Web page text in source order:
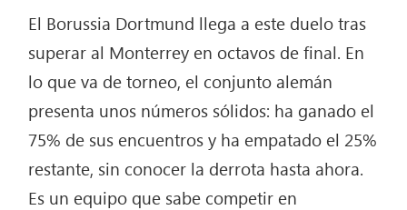
El Borussia Dortmund llega a este duelo tras
superar al Monterrey en octavos de final. En
lo que va de torneo, el conjunto alemán
presenta unos números sólidos: ha ganado el
75% de sus encuentros y ha empatado el 25%
restante, sin conocer la derrota hasta ahora.
Es un equipo que sabe competir en